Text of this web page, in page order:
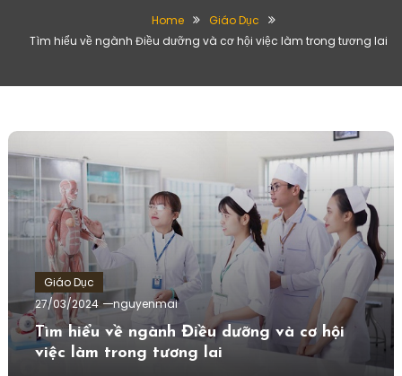
Home
Giáo Dục
Tìm hiểu về ngành Điều dưỡng và cơ hội việc làm trong tương lai
Giáo Dục
27/03/2024
nguyenmai
Tìm hiểu về ngành Điều dưỡng và cơ hội
việc làm trong tương lai